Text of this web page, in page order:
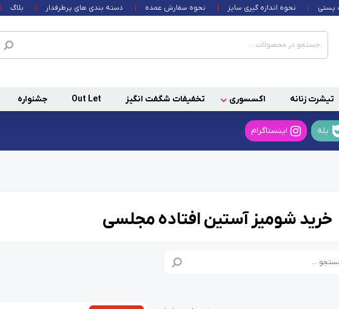
پستی نحوه اندازه گیری سایز نحوه سفارش عمده دسته بندی های پرطرفدار بلاگ
تیشرت زنانه اکسسوری تخفیفات شگفت انگیز Out Let جشنواره
بله اینستاگرام
خرید شومیز آستین افتاده مجلسی